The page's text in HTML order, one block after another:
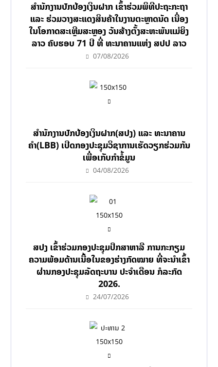
ສຳນັກງານປົກປ້ອງເງິນຝາກ ເຂົ້າຮ່ວມພິທີປະຖະກະຖາ
ແລະ ຮ່ວມວາງສະແດງສິນຄ້າໃນງານຕະຫຼາດນັດ ເນື່ອງ
ໃນໂອກາດສະເຫຼີມສະຫຼອງ ວັນສ້າງຕັ້ງສະຫະພັນແມ່ຍິງ
ລາວ ຄົບຮອບ 71 ປີ ທີ່ ທະນາຄານແຫ່ງ ສປປ ລາວ
07/08/2026
ສຳນັກງານປົກປ້ອງເງິນຝາກ(ສປງ) ແລະ ທະນາຄານ
ຄຳ(LBB) ເປີດກອງປະຊຸມວິຊາການເຮັດວຽກຮ່ວມກັນ
ເພື່ອເກັບກຳຂໍ້ມູນ
04/08/2026
ສປງ ເຂົ້າຮ່ວມກອງປະຊຸມປຶກສາຫາລື ການກະກຽມ
ຄວາມພ້ອມດ້ານເນື້ອໃນຂອງຮ່າງກົດໝາຍ ທີ່ຈະນໍາເຂົ້າ
ຜ່ານກອງປະຊຸມລັດຖະບານ ປະຈໍາເດືອນ ກໍລະກົດ
2026.
24/07/2026